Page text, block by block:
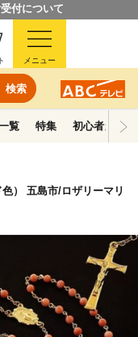
付について
検索
メニュー
覧 特集 初心者ガイド
） 五島市/ロザリーマリ